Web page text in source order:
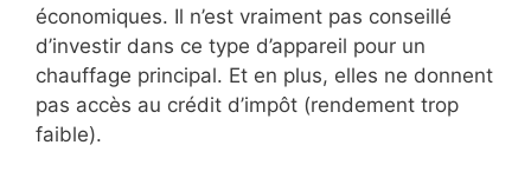
économiques. Il n’est vraiment pas conseillé
d’investir dans ce type d’appareil pour un
chauffage principal. Et en plus, elles ne donnent
pas accès au crédit d’impôt (rendement trop
faible).